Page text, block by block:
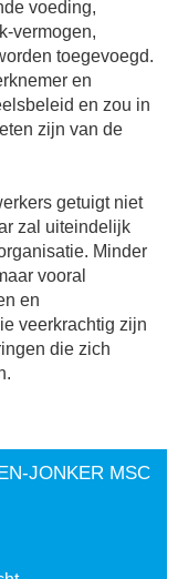
voeding,
vermogen,
toegevoegd.
en
en zou in
zijn van de
getuigt niet
zal uiteindelijk
Minder
vooral
en
veerkrachtig zijn
die zich
JONKER MSC